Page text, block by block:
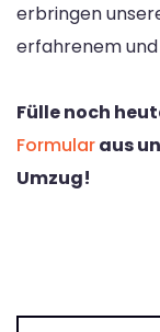
erbringen
erfahrenem und
Fülle noch
Formularaus
Umzug!